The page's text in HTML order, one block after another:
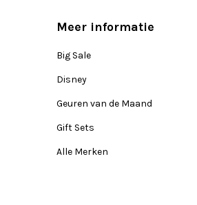
Meer informatie
Big Sale
Disney
Geuren van de Maand
Gift Sets
Alle Merken